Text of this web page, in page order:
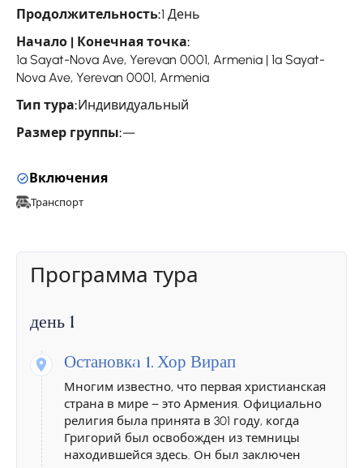
Продолжительность:1 День
Начало | Конечная точка:
1a Sayat-Nova Ave, Yerevan 0001, Armenia | 1a Sayat-
Nova Ave, Yerevan 0001, Armenia
Тип тура:Индивидуальный
Размер группы:—
Включения
Транспорт
Программа тура
день 1
Остановкa 1. Хор Вирап
Многим известно, что первая христианская
страна в мире – это Армения. Официально
религия была принята в 301 году, когда
Григорий был освобожден из темницы
находившейся здесь. Он был заключен